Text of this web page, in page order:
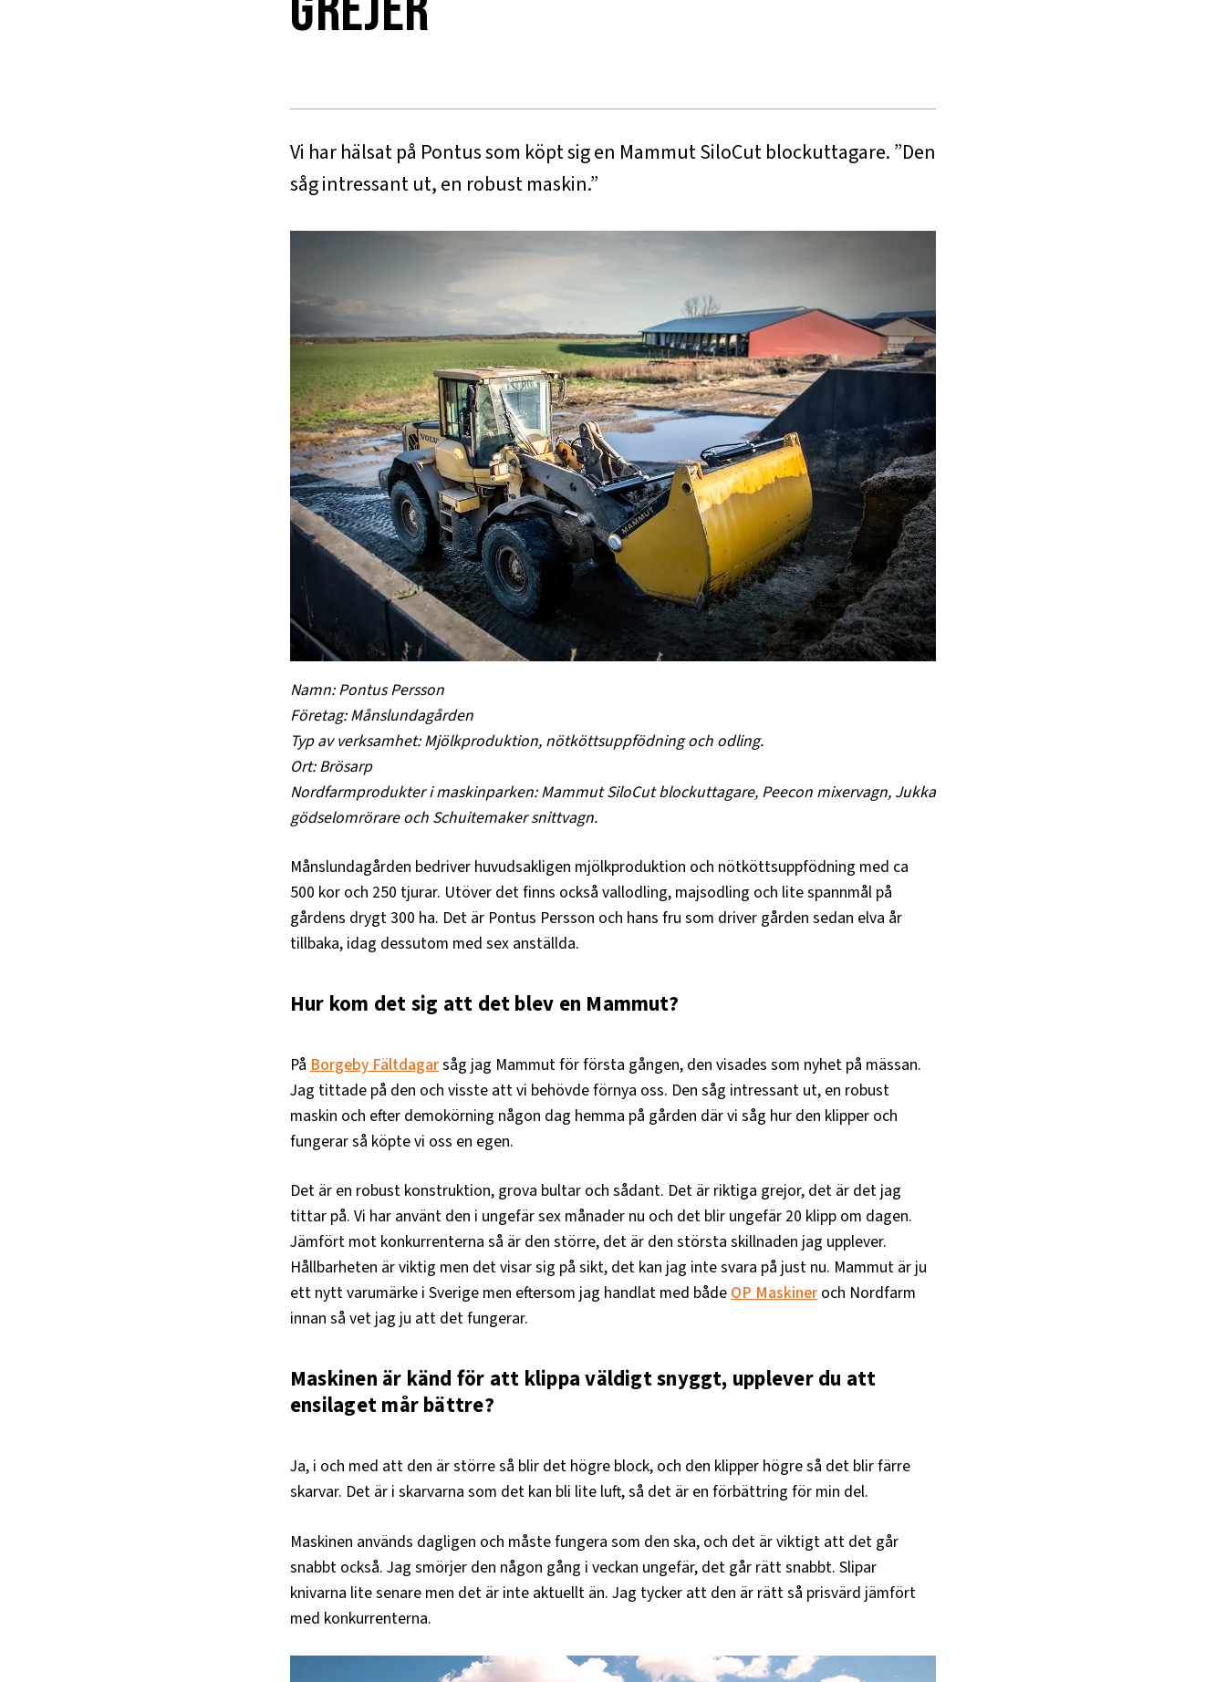
Vi har hälsat på Pontus som köpt sig en Mammut SiloCut blockuttagare. ”Den
såg intressant ut, en robust maskin.”
Namn: Pontus Persson
Företag: Månslundagården
Typ av verksamhet: Mjölkproduktion, nötköttsuppfödning och odling.
Ort: Brösarp
Nordfarmprodukter i maskinparken: Mammut SiloCut blockuttagare, Peecon mixervagn, Jukka
gödselomrörare och Schuitemaker snittvagn.
Månslundagården bedriver huvudsakligen mjölkproduktion och nötköttsuppfödning med ca
500 kor och 250 tjurar. Utöver det finns också vallodling, majsodling och lite spannmål på
gårdens drygt 300 ha. Det är Pontus Persson och hans fru som driver gården sedan elva år
tillbaka, idag dessutom med sex anställda.
Hur kom det sig att det blev en Mammut?
På Borgeby Fältdagarsåg jag Mammut för första gången, den visades som nyhet på mässan.
Jag tittade på den och visste att vi behövde förnya oss. Den såg intressant ut, en robust
maskin och efter demokörning någon dag hemma på gården där vi såg hur den klipper och
fungerar så köpte vi oss en egen.
Det är en robust konstruktion, grova bultar och sådant. Det är riktiga grejor, det är det jag
tittar på. Vi har använt den i ungefär sex månader nu och det blir ungefär 20 klipp om dagen.
Jämfört mot konkurrenterna så är den större, det är den största skillnaden jag upplever.
Hållbarheten är viktig men det visar sig på sikt, det kan jag inte svara på just nu. Mammut är ju
ett nytt varumärke i Sverige men eftersom jag handlat med bådeOP Maskiner och Nordfarm
innan så vet jag ju att det fungerar.
Maskinen är känd för att klippa väldigt snyggt, upplever du att
ensilaget mår bättre?
Ja, i och med att den är större så blir det högre block, och den klipper högre så det blir färre
skarvar. Det är i skarvarna som det kan bli lite luft, så det är en förbättring för min del.
Maskinen används dagligen och måste fungera som den ska, och det är viktigt att det går
snabbt också. Jag smörjer den någon gång i veckan ungefär, det går rätt snabbt. Slipar
knivarna lite senare men det är inte aktuellt än. Jag tycker att den är rätt så prisvärd jämfört
med konkurrenterna.